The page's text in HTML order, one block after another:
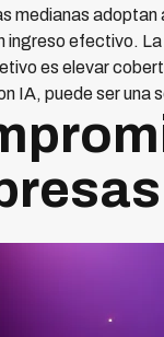
medianas
ingreso efectivo.
es elevar
IA, puede ser una